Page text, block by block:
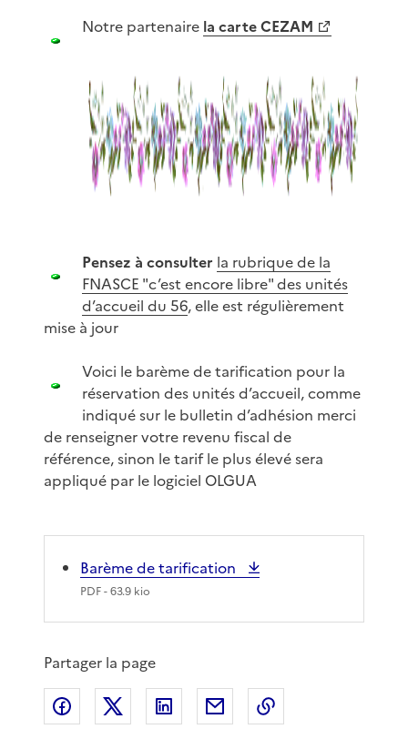
Notre partenaire la carte CEZAM
Pensez à consulter la rubrique de la
FNASCE "c’est encore libre" des unités
d’accueil du 56, elle est régulièrement
mise à jour
Voici le barème de tarification pour la
réservation des unités d’accueil, comme
indiqué sur le bulletin d’adhésion merci
de renseigner votre revenu fiscal de
référence, sinon le tarif le plus élevé sera
appliqué par le logiciel OLGUA
Barème de tarification
PDF- 63.9 kio
Partager la page
Partager sur Facebook
Partager sur XPartager sur LinkedIn
Partager par email